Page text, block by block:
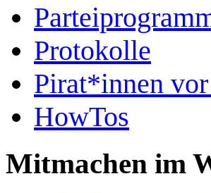
Protokolle
Pirat*innen
HowTos
Mitmachen im